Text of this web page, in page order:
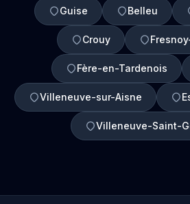
Guise Belleu
Crouy
Fère-en-Tardenois
Villeneuve-sur-Aisne
Villeneuve-Saint-